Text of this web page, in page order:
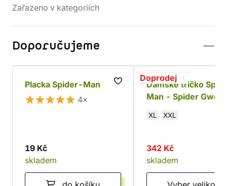
Zařazeno v kategoriích
Doporučujeme
Placka Spider-Man
4×
19 Kč
skladem
Doprodej
Dámské tričko
Man - Spider Gwen
XL XXL
342 Kč
skladem